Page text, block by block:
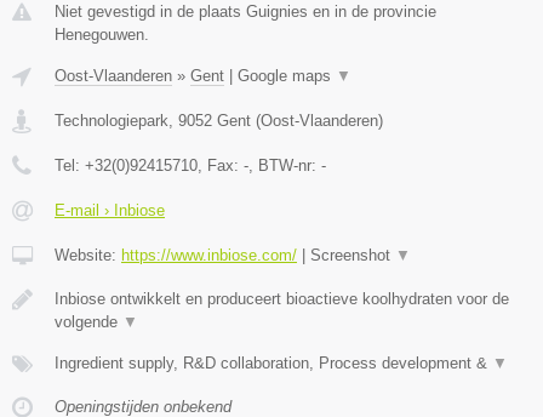
Niet gevestigd in de plaats Guignies en in de provincie
Henegouwen.
Oost-Vlaanderen » Gent Google maps ▼
Technologiepark 9052 Gent (Oost-Vlaanderen)
Tel: +32(0)92415710 , Fax: - , BTW-nr: -
E-mail › Inbiose
Website: https://www.inbiose.com/ Screenshot ▼
Inbiose ontwikkelt en produceert bioactieve koolhydraten voor de
volgende ▼
Ingredient supply, R&D collaboration, Process development & ▼
Openingstijden onbekend